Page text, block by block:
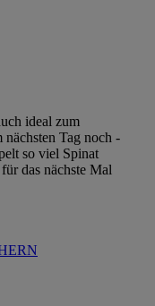
ideal zum
nächsten Tag noch -
so viel Spinat
das nächste Mal